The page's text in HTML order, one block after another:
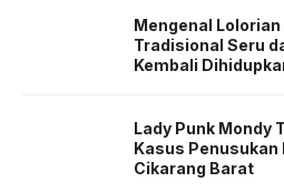
Mengenal
Tradisional Seru
Kembali
Lady Punk Mondy
Kasus Penusukan
Cikarang Barat